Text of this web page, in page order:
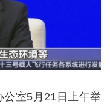
公室5月21日上午举